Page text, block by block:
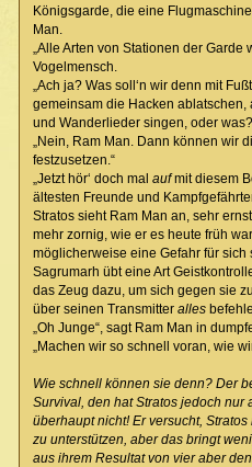
Königsgarde, die eine
Man.
„Alle Arten von Stationen der Garde
Vogelmensch.
„Ach ja? Was soll‘n wir denn mit
gemeinsam die Hacken ablatschen,
und Wanderlieder singen, oder
„Nein, Ram Man. Dann können wir
festzusetzen.“
„Jetzt hör‘ doch mal aufmit diesem
ältesten Freunde und
Stratos sieht Ram Man an, sehr
mehr zornig, wie er es heute früh
möglicherweise eine Gefahr für sich
Sagrumarh übt eine Art
das Zeug dazu, um sich gegen sie
über seinen Transmitter alles
„Oh Junge“, sagt Ram Man in
„Machen wir so schnell voran, wie
Wie schnell können sie denn? Der
Survival, den hat Stratos jedoch nur
überhaupt nicht! Er versucht,
zu unterstützen, aber das bringt
aus ihrem Resultat von vier aber